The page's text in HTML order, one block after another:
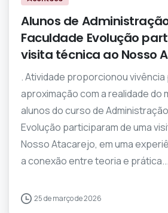
Alunos de
Faculdade Evolução
visita técnica ao Nosso
. Atividade proporcionou vivência
aproximação com a realidade do
alunos do curso de
Evolução participaram de uma
Nosso Atacarejo, em uma
a conexão entre teoria e prática...
25 de março de 2026